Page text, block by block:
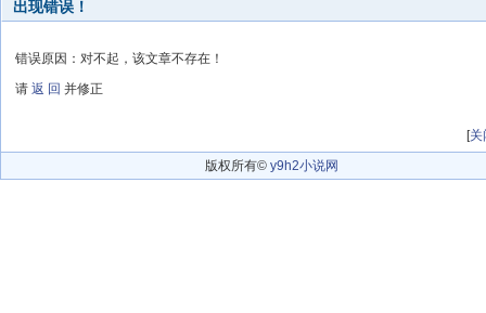
出现错误！
错误原因：对不起，该文章不存在！
请 返 回 并修正
[关
版权所有© y9h2小说网